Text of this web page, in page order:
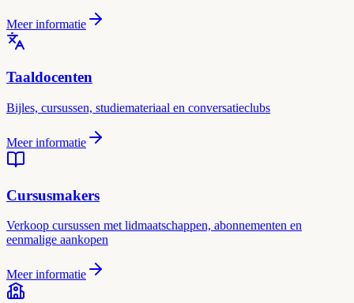
Meer informatie
Taaldocenten
Bijles, cursussen, studiemateriaal en conversatieclubs
Meer informatie
Cursusmakers
Verkoop cursussen met lidmaatschappen, abonnementen en
eenmalige aankopen
Meer informatie